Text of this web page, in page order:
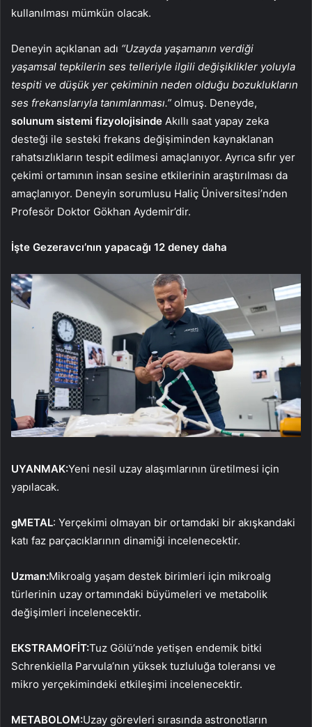
kullanılması mümkün olacak.
Deneyin açıklanan adı “Uzayda yaşamanın verdiği
yaşamsal tepkilerin ses telleriyle ilgili değişiklikler yoluyla
tespiti ve düşük yer çekiminin neden olduğu bozuklukların
ses frekanslarıyla tanımlanması.” olmuş. Deneyde,
solunum sistemi fizyolojisinde Akıllı saat yapay zeka
desteği ile sesteki frekans değişiminden kaynaklanan
rahatsızlıkların tespit edilmesi amaçlanıyor. Ayrıca sıfır yer
çekimi ortamının insan sesine etkilerinin araştırılması da
amaçlanıyor. Deneyin sorumlusu Haliç Üniversitesi’nden
Profesör Doktor Gökhan Aydemir’dir.
İşte Gezeravcı’nın yapacağı 12 deney daha
UYANMAK:Yeni nesil uzay alaşımlarının üretilmesi için
yapılacak.
gMETAL: Yerçekimi olmayan bir ortamdaki bir akışkandaki
katı faz parçacıklarının dinamiği incelenecektir.
Uzman:Mikroalg yaşam destek birimleri için mikroalg
türlerinin uzay ortamındaki büyümeleri ve metabolik
değişimleri incelenecektir.
EKSTRAMOFİT:Tuz Gölü’nde yetişen endemik bitki
Schrenkiella Parvula’nın yüksek tuzluluğa toleransı ve
mikro yerçekimindeki etkileşimi incelenecektir.
METABOLOM:Uzay görevleri sırasında astronotların